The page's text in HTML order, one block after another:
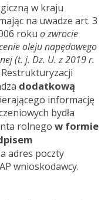
w kraju
na uwadze art. 3
roku o zwrocie
oleju napędowego
(t. j. Dz. U. z 2019 r.
dodatkową
informację
bydła
rolnegow formie
adres poczty
wnioskodawcy.